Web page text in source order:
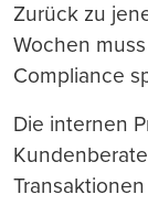
Zurück zu
Wochen
Compliance
Die internen